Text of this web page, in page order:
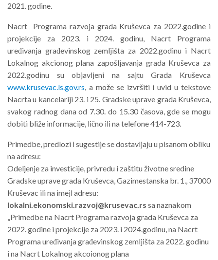
2021. godine.
Nacrt Programa razvoja grada Kruševca za 2022.godine i
projekcije za 2023. i 2024. godinu, Nacrt Programa
uređivanja građevinskog zemljišta za 2022.godinu i Nacrt
Lokalnog akcionog plana zapošljavanja grada Kruševca za
2022.godinu su objavljeni na sajtu Grada Kruševca
www.krusevac.ls.gov.rs , a može se izvršiti i uvid u tekstove
Nacrta u kancelariji 23. i 25. Gradske uprave grada Kruševca,
svakog radnog dana od 7.30. do 15.30 časova, gde se mogu
dobiti bliže informacije, lično ili na telefone 414-723.
Primedbe, predlozi i sugestije se dostavljaju u pisanom obliku
na adresu:
Odeljenje za investicije, privredu i zaštitu životne sredine
Gradske uprave grada Kruševca, Gazimestanska br. 1., 37000
Kruševac ili na imejl adresu:
lokalni.ekonomski.razvoj@krusevac.rs sa naznakom
„Primedbe na Nacrt Programa razvojagrada Kruševca za
2022. godine i projekcije za 2023. i 2024.godinu, na Nacrt
Programauređivanja građevinskog zemljišta za 2022. godinu
i na Nacrt Lokalnog akcoionog plana